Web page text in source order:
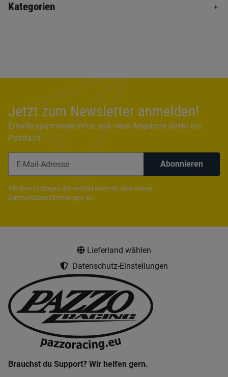
Kategorien
Jetzt zum Newsletter anmelden!
Erhalte spannende Infos und neue Angebote direkt ins
Postfach
Abonnieren
Mit dem Eintragen deiner Mail stimmst du unseren
Dateschutzbestimmungen zu.
Lieferland wählen
Datenschutz-Einstellungen
Brauchst du Support? Wir helfen gern.